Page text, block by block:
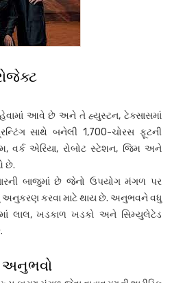
આવે છે અને તે હ્યુસ્ટન, ટેક્સાસમાં
સાથે બનેલી 1,700-ચોરસ ફૂટની
વર્ક એરિયા, રોબોટ સ્ટેશન, જિમ અને
છે.
બાજુમાં છે જેનો ઉપયોગ મંગળ પર
અનુકરણ કરવા માટે થાય છે. અનુભવને વધુ
લાલ, ખડકાળ ખડકો અને સિમ્યુલેટેડ
અનુભવો